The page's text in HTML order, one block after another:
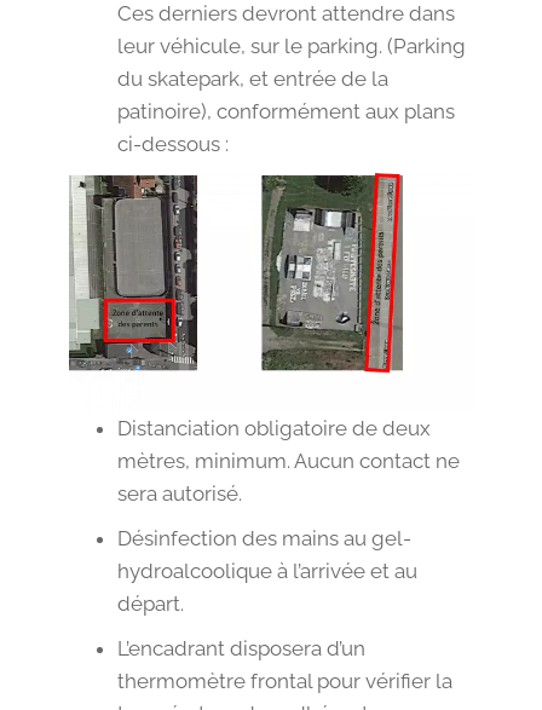
Ces derniers devront attendre dans
leur véhicule, sur le parking. (Parking
du skatepark, et entrée de la
patinoire), conformément aux plans
ci-dessous :
Distanciation obligatoire de deux
mètres, minimum. Aucun contact ne
sera autorisé.
Désinfection des mains au gel-
hydroalcoolique à l’arrivée et au
départ.
L’encadrant disposera d’un
thermomètre frontal pour vérifier la